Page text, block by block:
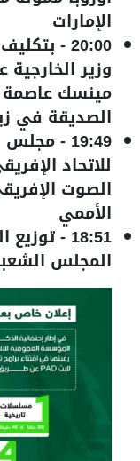
الإمارات
20:00
-
وزير
مينسك عاصمة
الصديقة في
19:49
-مجلس
للاتحاد
الصوت
الأممي
18:51
-توزيع
المجلس